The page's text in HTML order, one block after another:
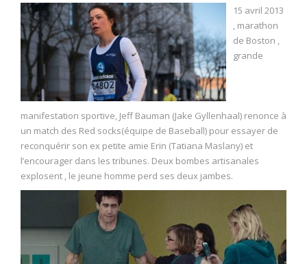
15 avril 2013
, marathon
de Boston ,
grande
manifestation sportive, Jeff Bauman (Jake Gyllenhaal) renonce à
un match des Red socks(équipe de Baseball) pour essayer de
reconquérir son ex petite amie Erin (Tatiana Maslany) et
l’encourager dans les tribunes. Deux bombes artisanales
explosent , le jeune homme perd ses deux jambes.